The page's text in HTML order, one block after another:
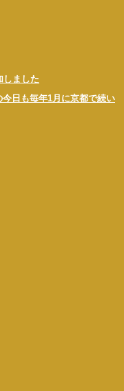
しました
日も毎年1月に京都で続い